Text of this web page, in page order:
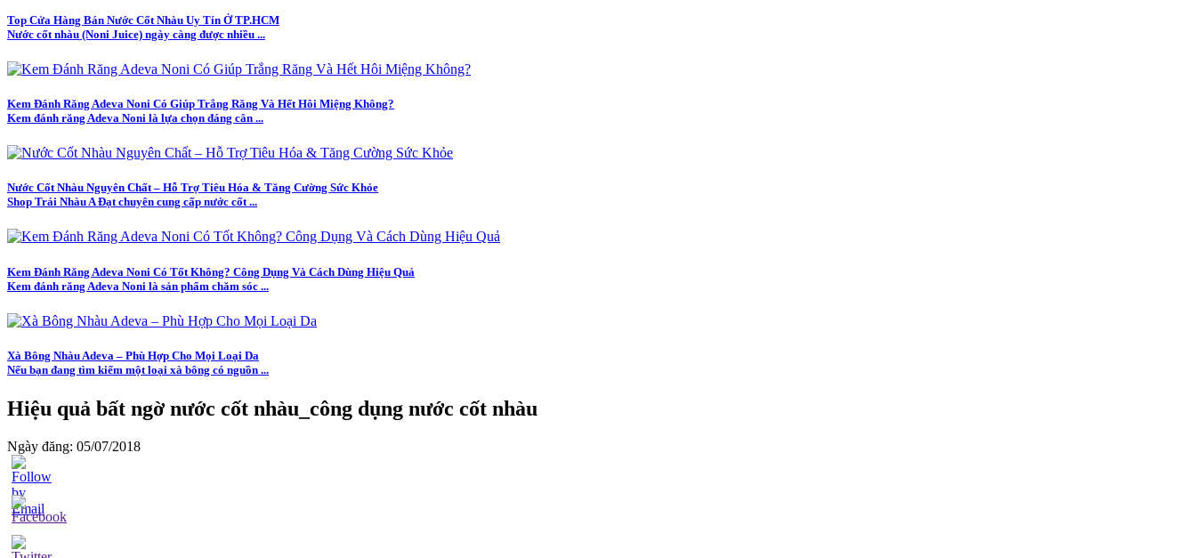
Top Cửa Hàng Bán Nước Cốt Nhàu Uy Tín Ở TP.HCM
Nước cốt nhàu (Noni Juice) ngày càng được nhiều ...
Kem Đánh Răng Adeva Noni Có Giúp Trắng Răng Và Hết Hôi Miệng Không?
Kem đánh răng Adeva Noni là lựa chọn đáng cân ...
Nước Cốt Nhàu Nguyên Chất – Hỗ Trợ Tiêu Hóa & Tăng Cường Sức Khỏe
Shop Trái Nhàu A Đạt chuyên cung cấp nước cốt ...
Kem Đánh Răng Adeva Noni Có Tốt Không? Công Dụng Và Cách Dùng Hiệu Quả
Kem đánh răng Adeva Noni là sản phẩm chăm sóc ...
Xà Bông Nhàu Adeva – Phù Hợp Cho Mọi Loại Da
Nếu bạn đang tìm kiếm một loại xà bông có nguồn ...
Hiệu quả bất ngờ nước cốt nhàu_công dụng nước cốt nhàu
Ngày đăng: 05/07/2018